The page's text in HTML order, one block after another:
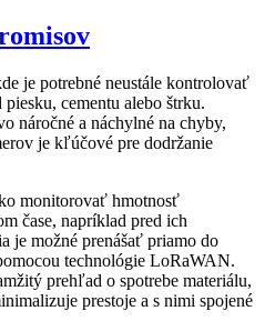
je potrebné neustále kontrolovať
cementu alebo štrku.
náročné a náchylné na chyby,
je kľúčové pre dodržanie
monitorovať hmotnosť
čase, napríklad pred ich
je možné prenášať priamo do
technológie LoRaWAN.
prehľad o spotrebe materiálu,
prestoje a s nimi spojené